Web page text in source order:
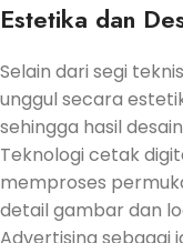
Estetika dan
Selain dari segi
unggul secara
sehingga hasil
Teknologi cetak
memproses
detail gambar dan